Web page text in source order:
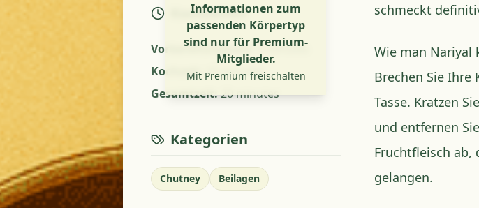
Informationen zum
passenden Körpertyp
sind nur für Premium-
Mitglieder.
Mit Premium freischalten
Kochzeiten
Vorbereitungszeit : 5 minutes
Kochzeit: 15 minutes
Gesamtzeit:20 minutes
Kategorien
Chutney Beilagen
schmeckt
Wie man Nariyal
Brechen Sie Ihre
Tasse. Kratzen
und entfernen
Fruchtfleisch ab,
gelangen.